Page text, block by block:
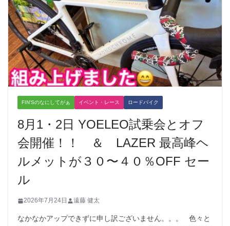
FIN'Sのなにしてがぁ イベント・レース ロードバイク
8月1・2日 YOELEO試乗会とオフ
会開催！！ ＆ LAZER 最高峰ヘ
ルメットが３０〜４０％OFF セー
ル
2026年7月24日 遠藤 健太
なかなかアップできずに申し訳ございません。。。 色々と